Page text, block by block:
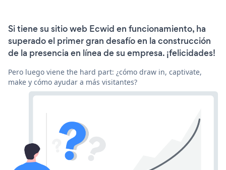
Si tiene su sitio web Ecwid en funcionamiento, ha
superado el primer gran desafío en la construcción
de la presencia en línea de su empresa. ¡felicidades!
Pero luego viene the hard part: ¿cómo draw in, captivate,
make y cómo ayudar a más visitantes?